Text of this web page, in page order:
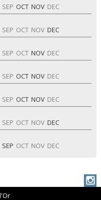
SEP OCT NOV DEC
SEP OCT NOV DEC
SEP OCT NOV DEC
SEP OCT NOV DEC
SEP OCT NOV DEC
SEP OCT NOV DEC
SEP OCT NOV DEC